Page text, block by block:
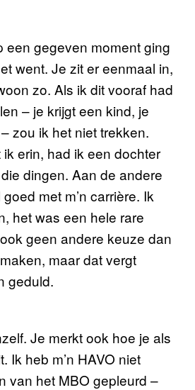
een gegeven moment ging
went. Je zit er eenmaal in,
zo. Als ik dit vooraf had
– je krijgt een kind, je
zou ik het niet trekken.
erin, had ik een dochter
dingen. Aan de andere
met m’n carrière. Ik
het was een hele rare
geen andere keuze dan
maar dat vergt
geduld.
Je merkt ook hoe je als
Ik heb m’n HAVO niet
van het MBO gepleurd –